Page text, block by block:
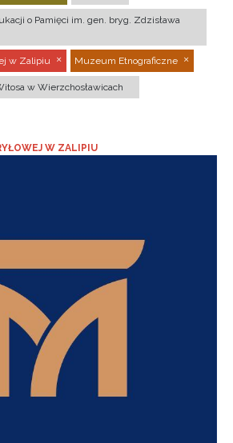
o Pamięci im. gen. bryg. Zdzisława
w Zalipiu Muzeum Etnograficzne
w Wierzchosławicach
W ZALIPIU